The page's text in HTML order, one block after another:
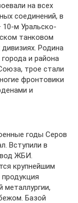
на всех
соединений, в
10-м Уральско-
танковом
Родина
и района
трое стали
фронтовики
и
годы Серов
Вступили в
ЖБИ.
крупнейшим
металлургии,
Базой